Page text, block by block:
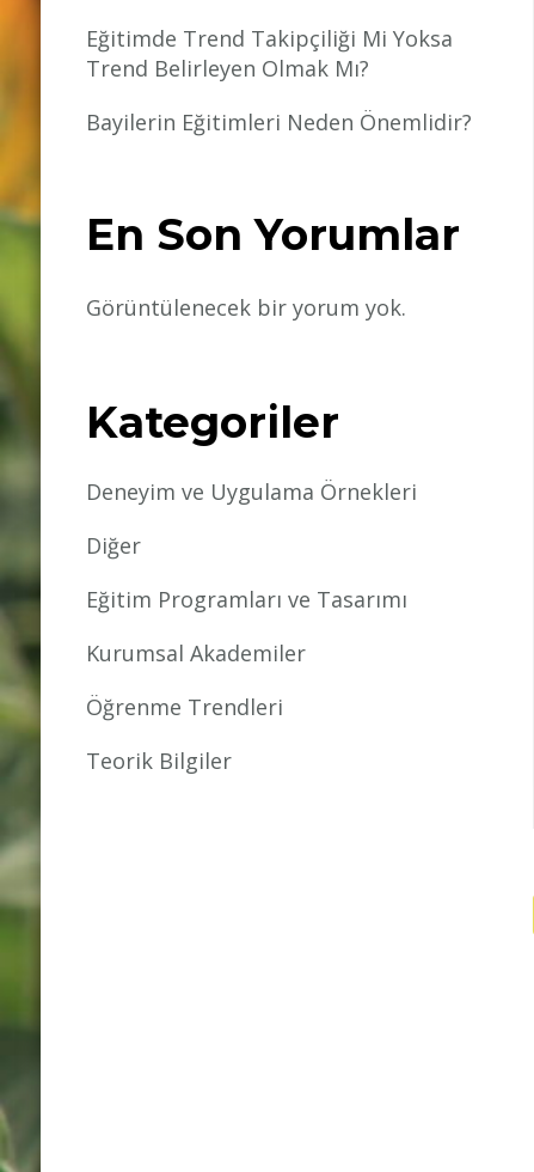
Eğitimde Trend Takipçiliği Mi Yoksa
Trend Belirleyen Olmak Mı?
Bayilerin Eğitimleri Neden Önemlidir?
En Son Yorumlar
Görüntülenecek bir yorum yok.
Kategoriler
Deneyim ve Uygulama Örnekleri
Diğer
Eğitim Programları ve Tasarımı
Kurumsal Akademiler
Öğrenme Trendleri
Teorik Bilgiler